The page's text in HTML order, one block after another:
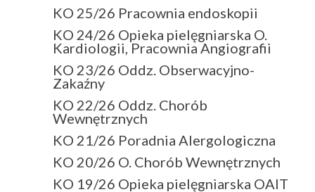
KO 25/26 Pracownia endoskopii
KO 24/26 Opieka pielęgniarska O.
Kardiologii, Pracownia Angiografii
KO 23/26 Oddz. Obserwacyjno-
Zakaźny
KO 22/26 Oddz. Chorób
Wewnętrznych
KO 21/26 Poradnia Alergologiczna
KO 20/26 O. Chorób Wewnętrznych
KO 19/26 Opieka pielęgniarska OAIT